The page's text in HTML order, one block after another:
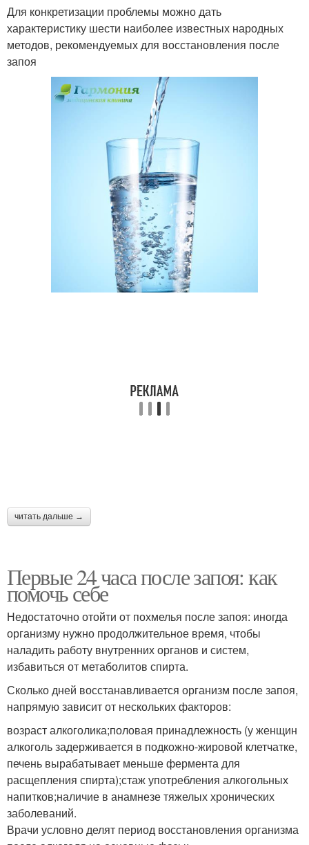
Недельный запой
Для конкретизации проблемы можно дать
характеристику шести наиболее известных народных
методов, рекомендуемых для восстановления после
запоя
читать дальше →
Первые 24 часа после запоя: как
помочь себе
Недостаточно отойти от похмелья после запоя: иногда
организму нужно продолжительное время, чтобы
наладить работу внутренних органов и систем,
избавиться от метаболитов спирта.
Сколько дней восстанавливается организм после запоя,
напрямую зависит от нескольких факторов:
возраст алкоголика;половая принадлежность (у женщин
алкоголь задерживается в подкожно-жировой клетчатке,
печень вырабатывает меньше фермента для
расщепления спирта);стаж употребления алкогольных
напитков;наличие в анамнезе тяжелых хронических
заболеваний.
Врачи условно делят период восстановления организма